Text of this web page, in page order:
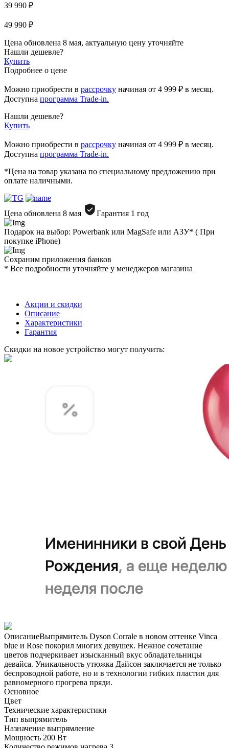
39 990 ₽
49 990 ₽
Цена обновлена 8 мая, актуальную цену уточняйте
Нашли дешевле?
Купить
Подробнее о цене
Можно приобрести в рассрочку начиная от 4 999 ₽ в месяц.
Доступна программа Trade-in.
Нашли дешевле?
Купить
Можно приобрести в рассрочку начиная от 4 999 ₽ в месяц.
Доступна программа Trade-in.
*Цена на товар указана по специальному предложению при
оплате наличными.
Цена обновлена 8 мая Гарантия 1 год
Подарок на выбор: Powerbank или MagSafe или AЗУ* ( При
покупке iPhone)
Сохраним приложения банков
* Все подробности уточняйте у менеджеров магазина
Акции и скидки
Описание
Характеристики
Гарантия
Скидки на новое устройство могут получить:
ОписаниеВыпрямитель Dyson Corrale в новом оттенке Vinca
blue и Rose покорил многих девушек. Нежное сочетание
цветов подчеркивает изысканный вкус обладательницы
девайса. Уникальность утюжка Дайсон заключается не только
беспроводной работе, но и в технологии гибких пластин для
равномерного прогрева пряди.
Основное
Цвет
Технические характеристики
Тип выпрямитель
Назначение выпрямление
Мощность 200 Вт